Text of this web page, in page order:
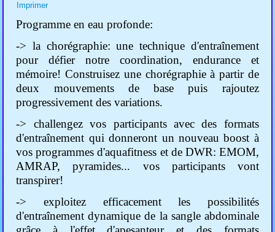
Imprimer
Programme en eau profonde:
-> la chorégraphie: une technique d'entraînement
pour défier notre coordination, endurance et
mémoire! Construisez une chorégraphie à partir de
deux mouvements de base puis rajoutez
progressivement des variations.
-> challengez vos participants avec des formats
d'entraînement qui donneront un nouveau boost à
vos programmes d'aquafitness et de DWR: EMOM,
AMRAP, pyramides... vos participants vont
transpirer!
-> exploitez efficacement les possibilités
d'entraînement dynamique de la sangle abdominale